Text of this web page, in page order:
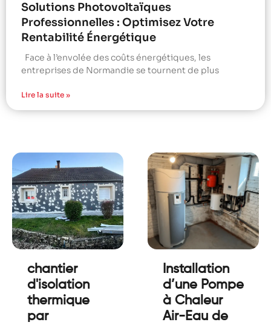
Solutions Photovoltaïques
Professionnelles : Optimisez Votre
Rentabilité Énergétique
Face à l’envolée des coûts énergétiques, les
entreprises de Normandie se tournent de plus
Lire la suite »
chantier
d'isolation
thermique
par
Installation
d’une Pompe
à Chaleur
Air-Eau de